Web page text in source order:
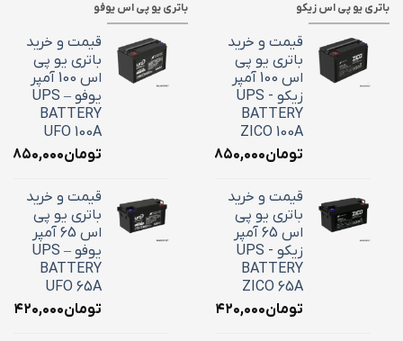
باتری یو پی اس زیکو
قیمت و خرید
باتری یو پی
اس 100 آمپر
زیکو - UPS
BATTERY
ZICO 100A
تومان۳۶,۸۵۰,۰۰۰
قیمت و خرید
باتری یو پی
اس 65 آمپر
زیکو - UPS
BATTERY
ZICO 65A
تومان۲۴,۴۲۰,۰۰۰
باتری یو پی اس یوفو
قیمت و خرید
باتری یو پی
اس 100 آمپر
یوفو – UPS
BATTERY
UFO 100A
تومان
قیمت و خرید
باتری یو پی
اس 65 آمپر
یوفو – UPS
BATTERY
UFO 65A
تومان